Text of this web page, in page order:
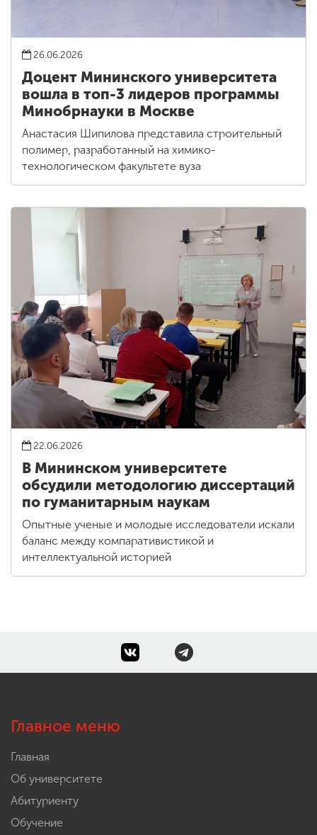
26.06.2026
Доцент Мининского университета
вошла в топ-3 лидеров программы
Минобрнауки в Москве
Анастасия Шипилова представила строительный
полимер, разработанный на химико-
технологическом факультете вуза
22.06.2026
В Мининском университете
обсудили методологию диссертаций
по гуманитарным наукам
Опытные ученые и молодые исследователи искали
баланс между компаративистикой и
интеллектуальной историей
Главное меню
Главная
Об университете
Абитуриенту
Обучение